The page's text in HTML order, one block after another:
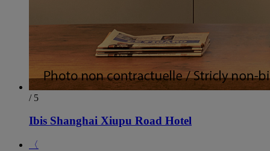
/ 5
Ibis Shanghai Xiupu Road Hotel
〈